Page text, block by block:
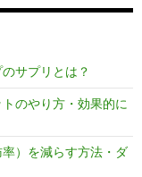
サプリとは？
のやり方・効果的に
）を減らす方法・ダ